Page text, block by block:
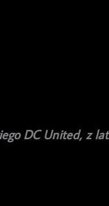
DC United, z lat